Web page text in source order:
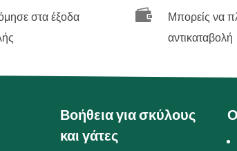
στα έξοδα

Μπορείς να
αντικαταβολή
Βοήθεια για σκύλους
και γάτες